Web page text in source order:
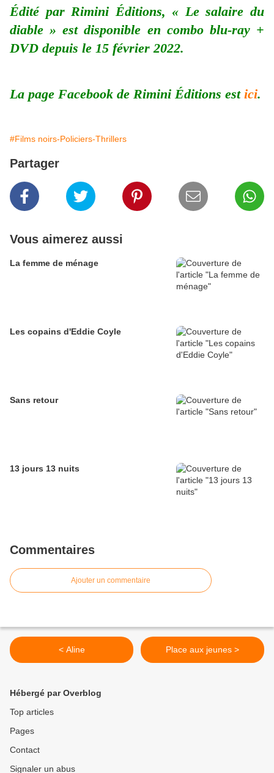
Édité par Rimini Éditions, « Le salaire du
diable » est disponible en combo blu-ray +
DVD depuis le 15 février 2022.
La page Facebook de Rimini Éditions est ici.
#Films noirs-Policiers-Thrillers
Partager
Vous aimerez aussi
La femme de ménage
Les copains d'Eddie Coyle
Sans retour
13 jours 13 nuits
Commentaires
Ajouter un commentaire
< Aline Place aux jeunes >
Hébergé par Overblog
Top articles
Pages
Contact
Signaler un abus